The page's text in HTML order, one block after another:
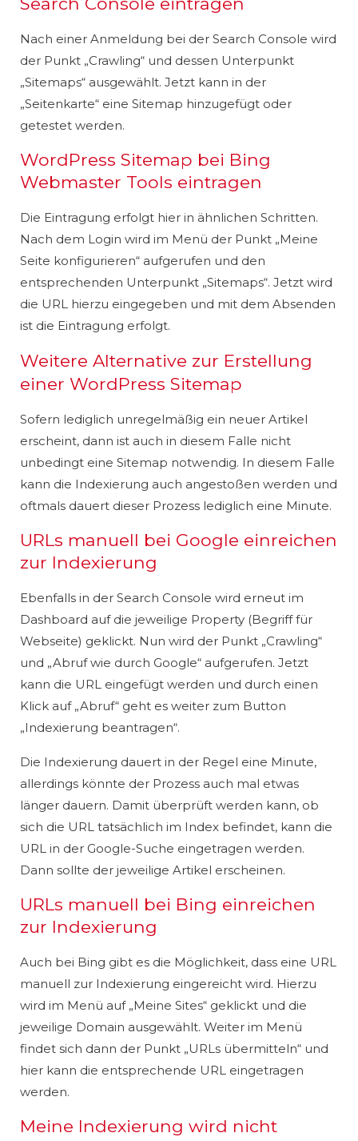
Nach einer Anmeldung bei der Search Console wird
der Punkt „Crawling“ und dessen Unterpunkt
„Sitemaps“ ausgewählt. Jetzt kann in der
„Seitenkarte“ eine Sitemap hinzugefügt oder
getestet werden.
WordPress Sitemap bei Bing
Webmaster Tools eintragen
Die Eintragung erfolgt hier in ähnlichen Schritten.
Nach dem Login wird im Menü der Punkt „Meine
Seite konfigurieren“ aufgerufen und den
entsprechenden Unterpunkt „Sitemaps“. Jetzt wird
die URL hierzu eingegeben und mit dem Absenden
ist die Eintragung erfolgt.
Weitere Alternative zur Erstellung
einer WordPress Sitemap
Sofern lediglich unregelmäßig ein neuer Artikel
erscheint, dann ist auch in diesem Falle nicht
unbedingt eine Sitemap notwendig. In diesem Falle
kann die Indexierung auch angestoßen werden und
oftmals dauert dieser Prozess lediglich eine Minute.
URLs manuell bei Google einreichen
zur Indexierung
Ebenfalls in der Search Console wird erneut im
Dashboard auf die jeweilige Property (Begriff für
Webseite) geklickt. Nun wird der Punkt „Crawling“
und „Abruf wie durch Google“ aufgerufen. Jetzt
kann die URL eingefügt werden und durch einen
Klick auf „Abruf“ geht es weiter zum Button
„Indexierung beantragen“.
Die Indexierung dauert in der Regel eine Minute,
allerdings könnte der Prozess auch mal etwas
länger dauern. Damit überprüft werden kann, ob
sich die URL tatsächlich im Index befindet, kann die
URL in der Google-Suche eingetragen werden.
Dann sollte der jeweilige Artikel erscheinen.
URLs manuell bei Bing einreichen
zur Indexierung
Auch bei Bing gibt es die Möglichkeit, dass eine URL
manuell zur Indexierung eingereicht wird. Hierzu
wird im Menü auf „Meine Sites“ geklickt und die
jeweilige Domain ausgewählt. Weiter im Menü
findet sich dann der Punkt „URLs übermitteln“ und
hier kann die entsprechende URL eingetragen
werden.
Meine Indexierung wird nicht